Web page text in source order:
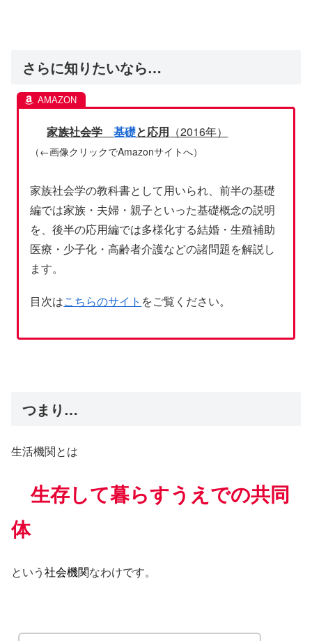
さらに知りたいなら…
家族社会学基礎と応用 （2016年）
（←画像クリックでAmazonサイトへ）
家族社会学の教科書として用いられ、前半の基礎
編では家族・夫婦・親子といった基礎概念の説明
を、後半の応用編では多様化する結婚・生殖補助
医療・少子化・高齢者介護などの諸問題を解説し
ます。
目次はこちらのサイト をご覧ください。
つまり…
生活機関とは
生存して暮らすうえでの共同
体
という社会機関なわけです。